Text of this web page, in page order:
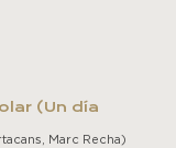
(Un día
Marc Recha)